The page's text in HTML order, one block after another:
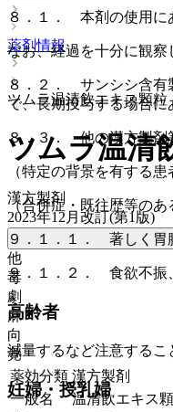
８．１． 本剤の使用に
なお、経過を十分に観察
８．２． サンシシ含有
で、長期投与する場合に
８．３． 他の漢方製剤
（特定の背景を有する患
（合併症・既往歴等のあ
９．１．１． 著しく胃
９．１．２． 食欲不振
高齢者
減量するなど注意するこ
妊婦・授乳婦
薬剤情報
ツムラ温清飲エキス顆粒
ツムラ温清
漢方製剤
2023年12月改訂(第1版)
他
毒
劇
麻
向
覚
薬効分類 漢方製剤
一般名
温清飲エキス